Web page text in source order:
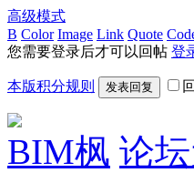
高级模式
B Color Image Link Quote
您需要登录后才可以回帖 登
本版积分规则 发表回复
BIM枫 论